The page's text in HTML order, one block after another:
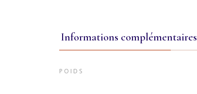
Informations complémentaires
POIDS